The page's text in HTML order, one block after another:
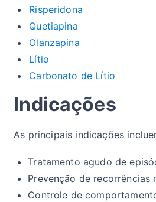
Risperidona
Quetiapina
Olanzapina
Lítio
Carbonato de Lítio
Indicações
As principais indicações
Tratamento agudo de
Prevenção de
Controle de